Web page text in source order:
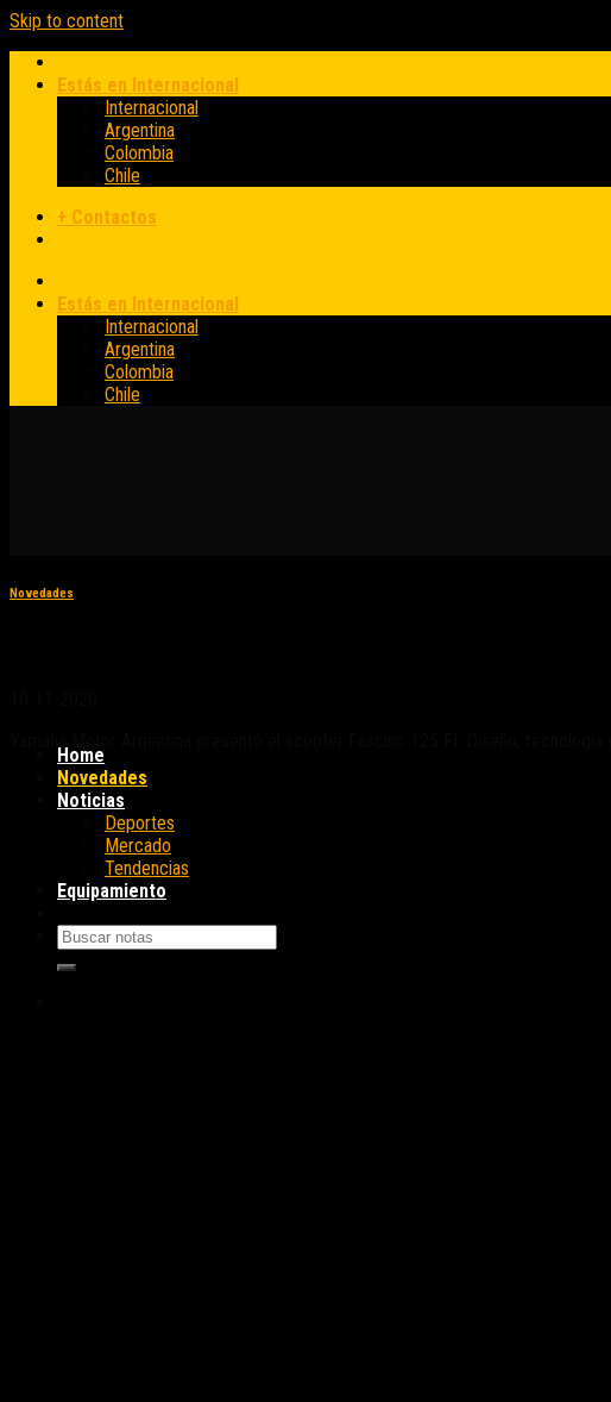
Skip to content
Estás en Internacional
Internacional
Argentina
Colombia
Chile
+ Contactos
Estás en Internacional
Internacional
Argentina
Colombia
Chile
Home
Novedades
Noticias
Deportes
Mercado
Tendencias
Equipamiento
Novedades